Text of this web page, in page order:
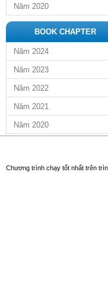
Năm 2020
BOOK CHAPTER
Năm 2024
Năm 2023
Năm 2022
Năm 2021
Năm 2020
Chương trình chạy tốt nhất trên